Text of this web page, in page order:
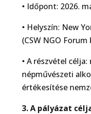
• Időpont: 2026.
• Helyszín: New
(CSW NGO
• A részvétel
népművészeti
értékesítése
3. A pályázat